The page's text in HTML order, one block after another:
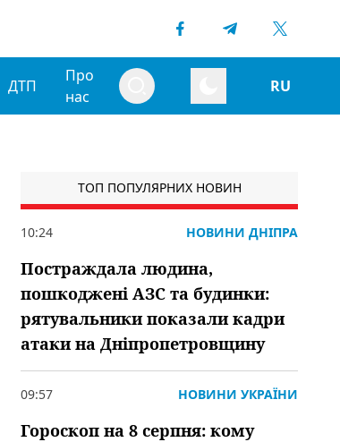
ДТП
Про
нас
RU
ТОП ПОПУЛЯРНИХ НОВИН
10:24 НОВИНИ ДНІПРА
Постраждала людина,
пошкоджені АЗС та будинки:
рятувальники показали кадри
атаки на Дніпропетровщину
09:57 НОВИНИ УКРАЇНИ
Гороскоп на 8 серпня: кому